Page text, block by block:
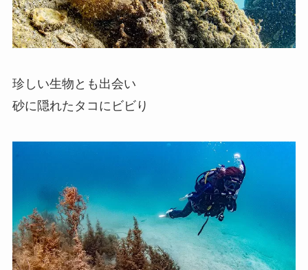
珍しい生物とも出会い
砂に隠れたタコにビビり